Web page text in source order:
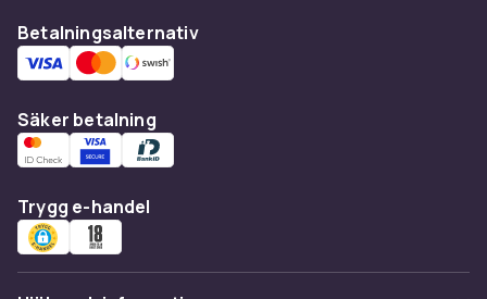
Betalningsalternativ
Säker betalning
Trygg e-handel